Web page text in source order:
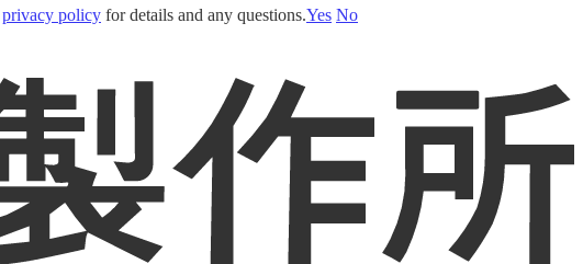
privacy policy for details and any questions.Yes No